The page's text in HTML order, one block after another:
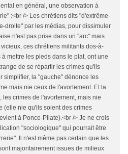
en général, une observation à
:<br /> Les chrétiens dits "d'extrême-
droite" par les médias, pour dissimuler
n'est pas prise dans un "arc" mais
ces chrétiens militants dos-à-
mettre les pieds dans le plat, ont une
de se répartir les crimes qu'ils
simplifier, la "gauche" dénonce les
mais nie ceux de l'avortement. Et la
les crimes de l'avortement, mais nie
(elle nie qu'ils soient des crimes
à Ponce-Pilate).<br /> Je ne crois
"sociologique" qui pourrait être
Il n'est même pas certain que les
majoritairement issues de milieux